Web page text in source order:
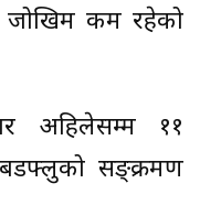
जोखिम कम रहेको
अहिलेसम्म ११
सङ्क्रमण